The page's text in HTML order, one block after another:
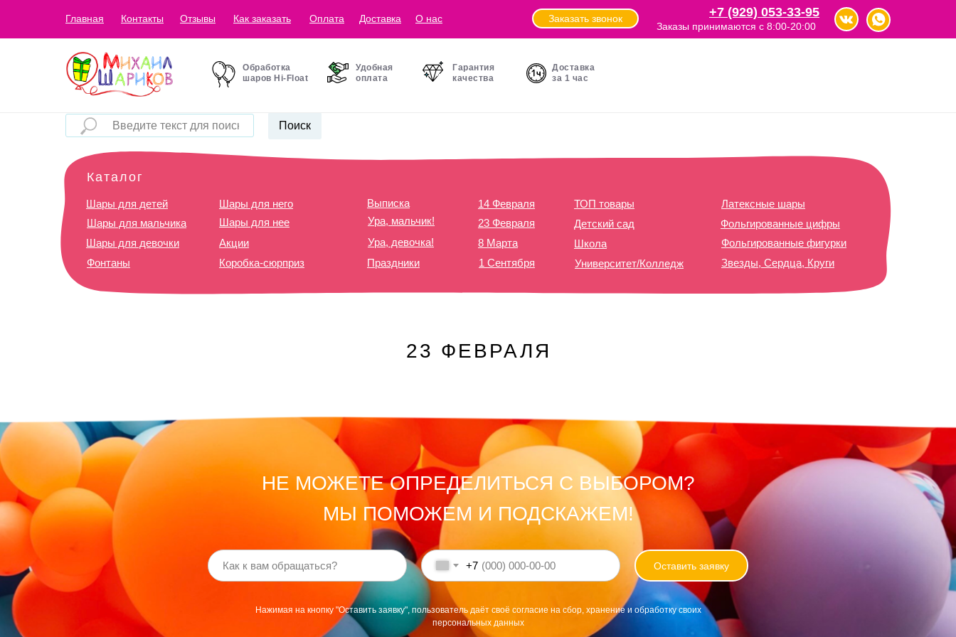
Главная Контакты Отзывы Как заказать Оплата Доставка Заказать звонок
Заказы принимаются с 8:00-20:00
Обработка
шаров Hi-Float
Удобная
оплата
Гарантия
качества
Доставка
за 1 час
+7 (929) 053-33-95
О нас
Поиск
Каталог
Шары для мальчика
Шары для него
Шары для нее
Выписка
Коробка-сюрприз
Акции
Фонтаны
Шары для девочки
Шары для детей
Ура, мальчик!
ТОП товары
Детский сад
Школа
Университет/Колледж
Латексные шары
Фольгированные цифры
Фольгированные фигурки
Звезды, Сердца, Круги
Ура, девочка!
Праздники
14 Февраля
23 Февраля
8 Марта
1 Сентября
23 ФЕВРАЛЯ
НЕ МОЖЕТЕ ОПРЕДЕЛИТЬСЯ С ВЫБОРОМ?
МЫ ПОМОЖЕМ И ПОДСКАЖЕМ!
+7 Оставить заявку
Нажимая на кнопку "Оставить заявку", пользователь даёт своё согласие на сбор, хранение и обработку своих
персональных данных